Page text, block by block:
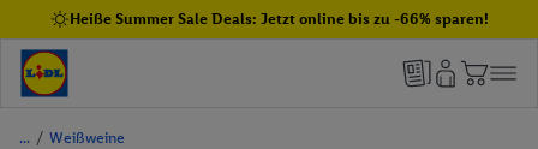
Heiße Summer Sale Deals: Jetzt online bis zu -66% sparen!
/ Weißweine